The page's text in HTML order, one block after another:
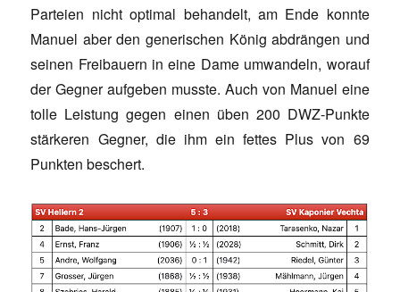
Parteien nicht optimal behandelt, am Ende konnte
Manuel aber den generischen König abdrängen und
seinen Freibauern in eine Dame umwandeln, worauf
der Gegner aufgeben musste. Auch von Manuel eine
tolle Leistung gegen einen üben 200 DWZ-Punkte
stärkeren Gegner, die ihm ein fettes Plus von 69
Punkten beschert.